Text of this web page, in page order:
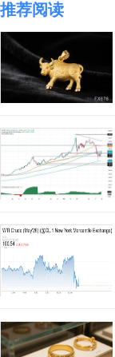
推荐阅读